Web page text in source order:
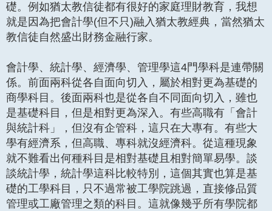
礎。例如猶太教信徒都有很好的家庭理財教育，我想
就是因為把會計學(但不只)融入猶太教經典，當然猶太
教信徒自然盛出財務金融行家。
會計學、統計學、經濟學、管理學這4門學科是連帶關
係。前面兩科從各自面向切入，屬於相對更為基礎的
商學科目。後面兩科也是從各自不同面向切入，雖也
是基礎科目，但是相對更為深入。有些高職有「會計
與統計科」，但沒有企管科，這只在大專有。有些大
學有經濟系，但高職、專科就沒經濟科。從這種現象
就不難看出何種科目是相對基礎且相對簡單易學。談
談統計學，統計學這科比較特別，這個其實也算是基
礎的工學科目，只不過常被工學院跳過，直接修品質
管理或工廠管理之類的科目。這就像幾乎所有學院都